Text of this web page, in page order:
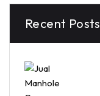
Recent Posts